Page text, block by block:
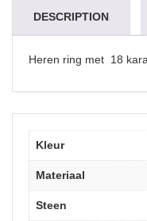
DESCRIPTION
Heren ring met 18
Kleur
Materiaal
Steen